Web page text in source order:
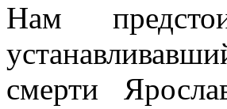
Нам
смерти